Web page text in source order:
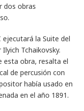
dos obras
ejecutará la Suite del
Tchaikovsky.
esta obra, resalta el
de percusión con
había usado en
en el año 1891.